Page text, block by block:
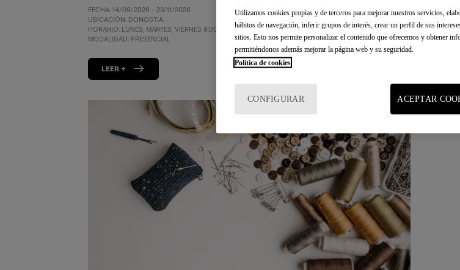
FECHA: 14/09/2026 - 23/11/2026
UBICACIÓN: DONOSTIA
HORARIO: LUNES, MARTES, VIERNES 9:00 - 14:00
MODALIDAD: PRESENCIAL
LEER +
Utilizamos cookies propias y de terceros para mejorar nuestros servicios,
hábitos de navegación, inferir grupos de interés, crear un perfil de sus
sitios. Esto nos permite personalizar el contenido que ofrecemos y obtener
permitiéndonos además mejorar la página web y su seguridad.
Política de cookies
CONFIGURAR ACEPTAR